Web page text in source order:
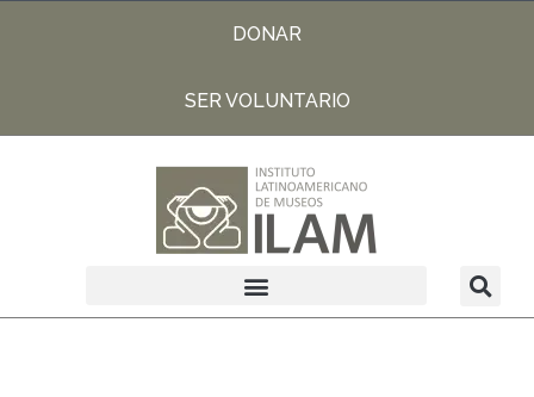
DONAR
SER VOLUNTARIO